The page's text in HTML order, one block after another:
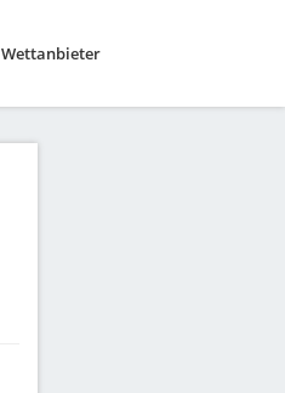
Wettanbieter